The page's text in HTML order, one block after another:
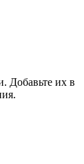
Добавьте их в